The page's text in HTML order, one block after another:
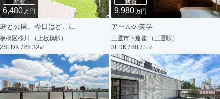
新着
6,480万円
庭と公園、今日はどこに
板橋区桜川 （上板橋駅）
2SLDK / 68.32㎡
新着
9,980万円
アールの美学
三鷹市下連雀 （三鷹駅）
3LDK / 88.71㎡